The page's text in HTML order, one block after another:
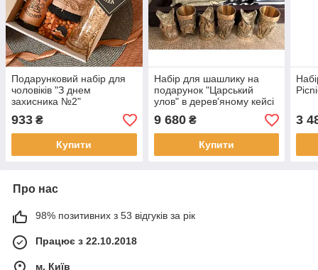
Подарунковий набір для
чоловіків "З днем
захисника №2"
933 ₴
Купити
Набір для шашлику на
подарунок "Царський
улов" в дерев'яному кейсі
(шампура, чарки)
9 680₴
Купити
3
Про нас
98% позитивних з 53 відгуків за рік
Працює з 22.10.2018
м. Київ